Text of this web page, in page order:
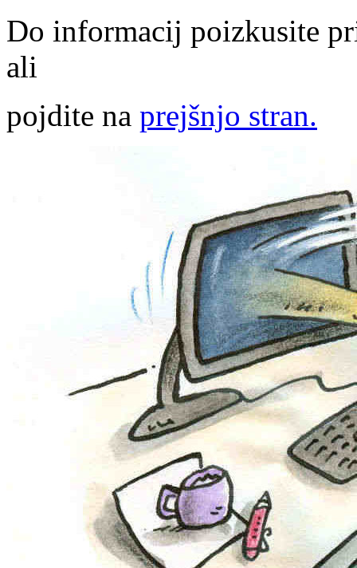
Do informacij poizkusite
ali
pojdite na prejšnjo stran.